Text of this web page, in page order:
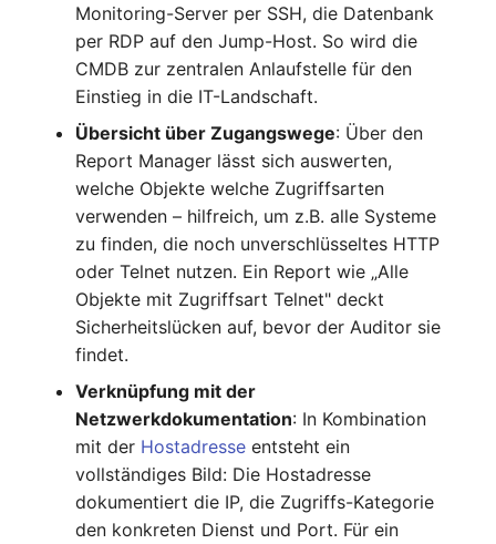
Release Notes 1.8
Release Notes 1.7
Changelogs 1.11.x
Changelogs 1.10.x
Changelogs 1.9.x
Changelogs 1.8.x
Changelogs 1.7.x
Changelogs 1.6.x
versionen
Layer-2-Netz
Layer-3-Netz
Leerrohr
Leitungsnetz
Lizenzen
Middleware
Mobiltelefon
Monitor
Netzbereich
(veraltet)
Workflow
Monitoring-Server per SSH, die Datenbank
per RDP auf den Jump-Host. So wird die
CMDB zur zentralen Anlaufstelle für den
Einstieg in die IT-Landschaft.
Übersicht über Zugangswege: Über den
Report Manager lässt sich auswerten,
welche Objekte welche Zugriffsarten
verwenden – hilfreich, um z.B. alle Systeme
zu finden, die noch unverschlüsseltes HTTP
oder Telnet nutzen. Ein Report wie „Alle
Objekte mit Zugriffsart Telnet" deckt
Sicherheitslücken auf, bevor der Auditor sie
findet.
Verknüpfung mit der
Netzwerkdokumentation: In Kombination
mit der Hostadresse entsteht ein
vollständiges Bild: Die Hostadresse
dokumentiert die IP, die Zugriffs-Kategorie
den konkreten Dienst und Port. Für ein